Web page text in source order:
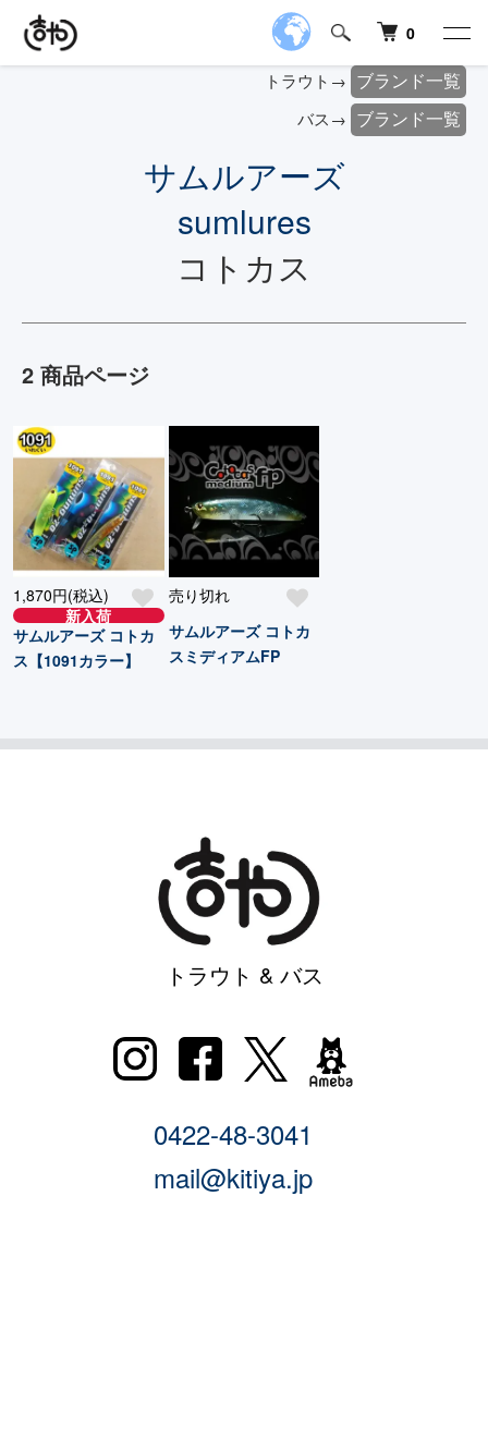
0
トラウト→ ブランド一覧
バス→ ブランド一覧
サムルアーズ
sumlures
コトカス
2 商品ページ
1,870円(税込)
新入荷
サムルアーズ コトカ
ス【1091カラー】
売り切れ
サムルアーズ コトカ
スミディアムFP
トラウト & バス
0422-48-3041
mail@kitiya.jp